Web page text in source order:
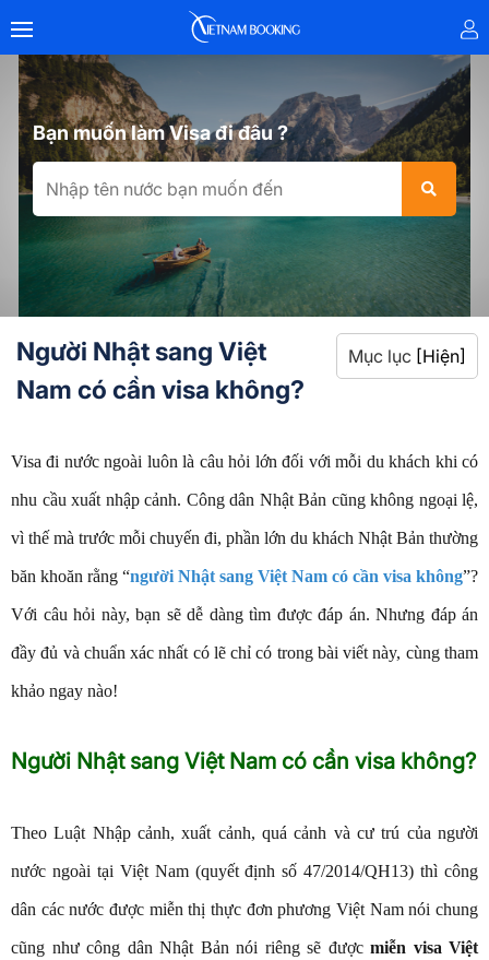
Bạn muốn làm Visa đi đâu ?
Mục lục [Hiện]
Người Nhật sang Việt
Nam có cần visa không?
Visa đi nước ngoài luôn là câu hỏi lớn đối với mỗi du khách khi có
nhu cầu xuất nhập cảnh. Công dân Nhật Bản cũng không ngoại lệ,
vì thế mà trước mỗi chuyến đi, phần lớn du khách Nhật Bản thường
băn khoăn rằng “người Nhật sang Việt Nam có cần visa không”?
Với câu hỏi này, bạn sẽ dễ dàng tìm được đáp án. Nhưng đáp án
đầy đủ và chuẩn xác nhất có lẽ chỉ có trong bài viết này, cùng tham
khảo ngay nào!
Người Nhật sang Việt Nam có cần visa không?
Theo Luật Nhập cảnh, xuất cảnh, quá cảnh và cư trú của người
nước ngoài tại Việt Nam (quyết định số 47/2014/QH13) thì công
dân các nước được miễn thị thực đơn phương Việt Nam nói chung
cũng như công dân Nhật Bản nói riêng sẽ được miễn visa Việt